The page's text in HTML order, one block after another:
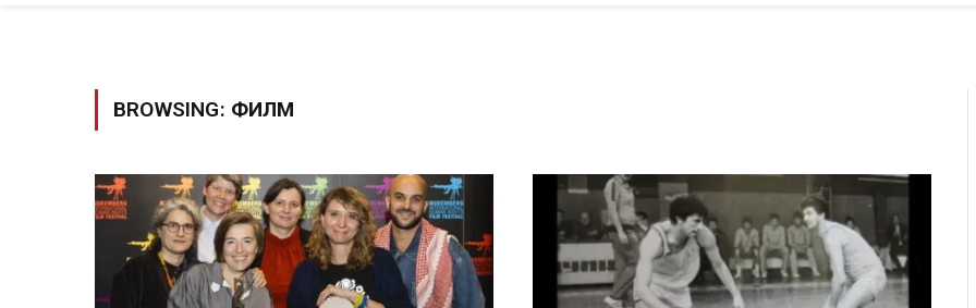
BROWSING: ФИЛМ
JULY 30, 2026
главниот српски град – оштетени автомобили и
локали
AUGUST 6, 2026